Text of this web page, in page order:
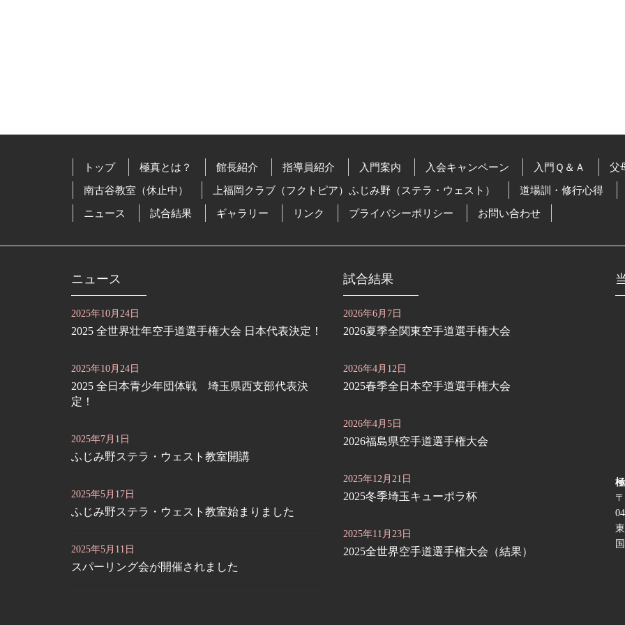
トップ 極真とは？ 館長紹介 指導員紹介 入門案内 入会キャンペーン 入門Ｑ＆Ａ
父
南古谷教室（休止中）
上福岡クラブ（フクトピア）ふじみ野（ステラ・ウェスト）
道場訓・修行心得
ニュース
試合結果 ギャラリー リンク プライバシーポリシー お問い合わせ
ニュース
2025年10月24日
2025 全世界壮年空手道選手権大会 日本代表決定！
2025年10月24日
2025 全日本青少年団体戦 埼玉県西支部代表決
定！
2025年7月1日
ふじみ野ステラ・ウェスト教室開講
2025年5月17日
ふじみ野ステラ・ウェスト教室始まりました
2025年5月11日
スパーリング会が開催されました
試合結果
2026年6月7日
2026夏季全関東空手道選手権大会
2026年4月12日
2025春季全日本空手道選手権大会
2026年4月5日
2026福島県空手道選手権大会
2025年12月21日
2025冬季埼玉キューポラ杯
2025年11月23日
2025全世界空手道選手権大会（結果）